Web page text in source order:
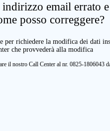
email errato
posso correggere?
per richiedere la modifica dei dati
che provvederà alla modifica
il nostro Call Center al nr. 0825-